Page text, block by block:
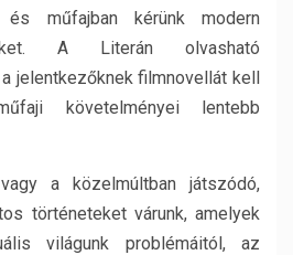
és műfajban kérünk modern
A Literán olvasható
jelentkezőknek filmnovellát kell
követelményei lentebb
a közelmúltban játszódó,
történeteket várunk, amelyek
világunk problémáitól, az